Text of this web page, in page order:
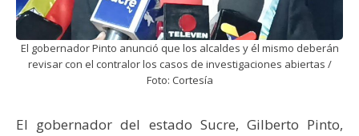
El gobernador Pinto anunció que los alcaldes y él mismo deberán
revisar con el contralor los casos de investigaciones abiertas /
Foto: Cortesía
El gobernador del estado Sucre, Gilberto Pinto,